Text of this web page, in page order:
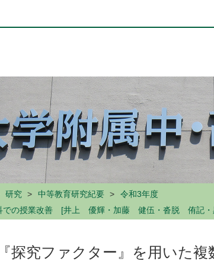
研究 中等教育研究紀要
令和3年度
科での授業改善 [井上 優輝・加藤 健伍・沓脱 侑記
『探究ファクター』を用いた